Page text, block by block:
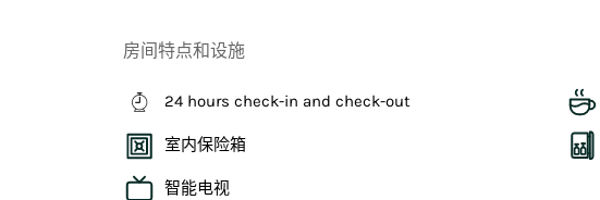
房间特点和设施
24 hours check-in and check-out
室内保险箱
智能电视